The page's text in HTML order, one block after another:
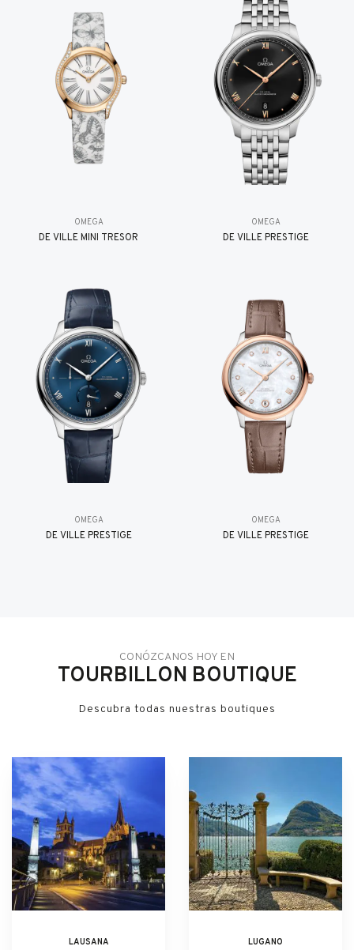
OMEGA
DE VILLE MINI TRÉSOR
OMEGA
DE VILLE PRESTIGE
OMEGA
DE VILLE PRESTIGE
OMEGA
DE VILLE PRESTIGE
CONÓZCANOS HOY EN
TOURBILLON BOUTIQUE
Descubra todas nuestras boutiques
LAUSANA LUGANO